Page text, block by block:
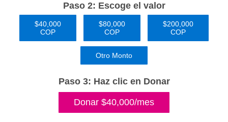
Paso 2: Escoge el valor
$40,000
COP
$80,000
COP
$200,000
COP
Otro Monto
Paso 3: Haz clic en Donar
Donar $40,000/mes